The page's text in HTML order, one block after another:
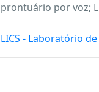
prontuário por voz;
LICS - Laboratório